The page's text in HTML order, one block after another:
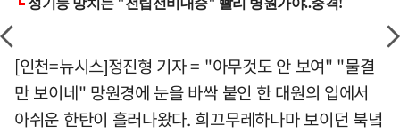
[인천=뉴시스]정진형 기자 = "아무것도 안 보여" "물결
만 보이네" 망원경에 눈을 바싹 붙인 한 대원의 입에서
아쉬운 한탄이 흘러나왔다. 희끄무레하나마 보이던 북녘